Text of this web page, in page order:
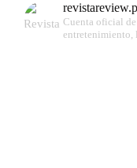
Cuenta oficial
entretenimiento,